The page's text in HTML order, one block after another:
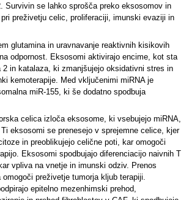
Survivin se lahko sprošča preko eksosomov in
preživetju celic, proliferaciji, imunski evaziji in
glutamina in uravnavanje reaktivnih kisikovih
odpornost. Eksosomi aktivirajo encime, kot sta
2 in katalaza, ki zmanjšujejo oksidativni stres in
kemoterapije. Med vključenimi miRNA je
miR-155, ki še dodatno spodbuja
celica izloča eksosome, ki vsebujejo miRNA,
eksosomi se prenesejo v sprejemne celice, kjer
in preoblikujejo celične poti, kar omogoči
Eksosomi spodbujajo diferenciacijo naivnih T
vpliva na vnetje in imunski odziv. Prenos
omogoči preživetje tumorja kljub terapiji.
epitelno mezenhimski prehod,